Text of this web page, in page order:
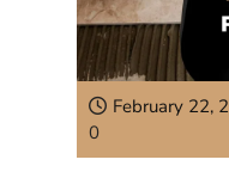
February 22,
0